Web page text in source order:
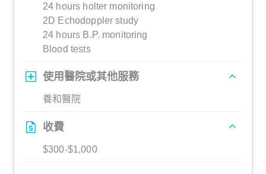
24 hours holter monitoring
2D Echodoppler study
24 hours B.P. monitoring
Blood tests
使用醫院或其他服務
養和醫院
收費
$300-$1,000